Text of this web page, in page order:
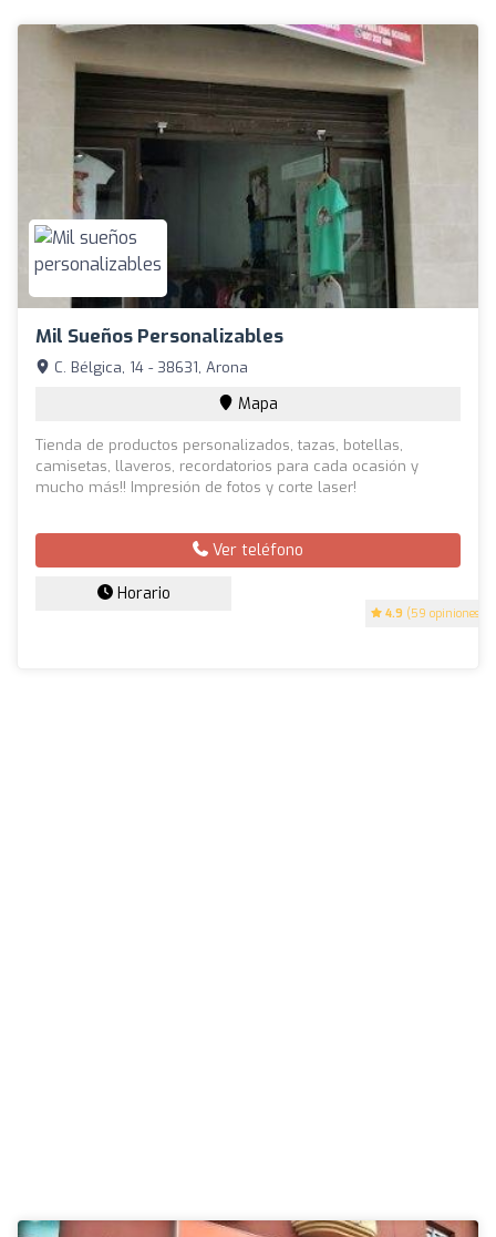
Mil Sueños Personalizables
4.9 (59 opiniones)
C. Bélgica, 14 - 38631, Arona
Mapa
Tienda de productos personalizados, tazas, botellas,
camisetas, llaveros, recordatorios para cada ocasión y
mucho más!! Impresión de fotos y corte laser!
Ver teléfono
Horario